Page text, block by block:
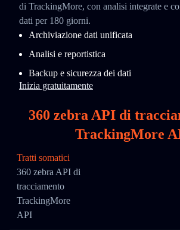
di TrackingMore, con analisi integrate e
dati per 180 giorni.
Archiviazione dati unificata
Analisi e reportistica
Backup e sicurezza dei dati
Inizia gratuitamente
360 zebra API di
TrackingMore
Tratti somatici
360 zebra API di
tracciamento
TrackingMore
API